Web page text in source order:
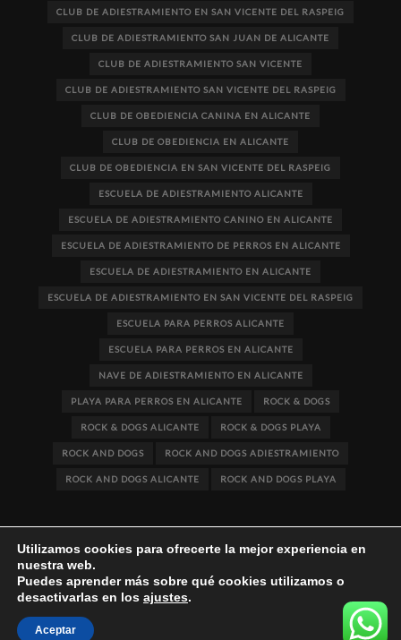
CLUB DE ADIESTRAMIENTO EN SAN VICENTE DEL RASPEIG
CLUB DE ADIESTRAMIENTO SAN JUAN DE ALICANTE
CLUB DE ADIESTRAMIENTO SAN VICENTE
CLUB DE ADIESTRAMIENTO SAN VICENTE DEL RASPEIG
CLUB DE OBEDIENCIA CANINA EN ALICANTE
CLUB DE OBEDIENCIA EN ALICANTE
CLUB DE OBEDIENCIA EN SAN VICENTE DEL RASPEIG
ESCUELA DE ADIESTRAMIENTO ALICANTE
ESCUELA DE ADIESTRAMIENTO CANINO EN ALICANTE
ESCUELA DE ADIESTRAMIENTO DE PERROS EN ALICANTE
ESCUELA DE ADIESTRAMIENTO EN ALICANTE
ESCUELA DE ADIESTRAMIENTO EN SAN VICENTE DEL RASPEIG
ESCUELA PARA PERROS ALICANTE
ESCUELA PARA PERROS EN ALICANTE
NAVE DE ADIESTRAMIENTO EN ALICANTE
PLAYA PARA PERROS EN ALICANTE ROCK & DOGS
ROCK & DOGS ALICANTE ROCK & DOGS PLAYA
ROCK AND DOGS ROCK AND DOGS ADIESTRAMIENTO
ROCK AND DOGS ALICANTE ROCK AND DOGS PLAYA
Rife
Utilizamos cookies para ofrecerte la mejor experiencia en
nuestra web.
Puedes aprender más sobre qué cookies utilizamos o
desactivarlas en los ajustes.
Aceptar